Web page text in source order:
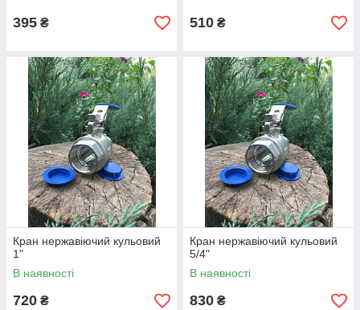
395 ₴ 510 ₴
Кран нержавіючий кульовий
1"
В наявності
720 ₴
Кран нержавіючий кульовий
5/4"
В наявності
830 ₴